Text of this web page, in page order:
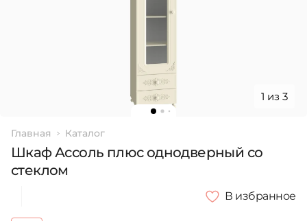
1 из 3
Главная Каталог
Шкаф Ассоль плюс однодверный со
стеклом
В избранное